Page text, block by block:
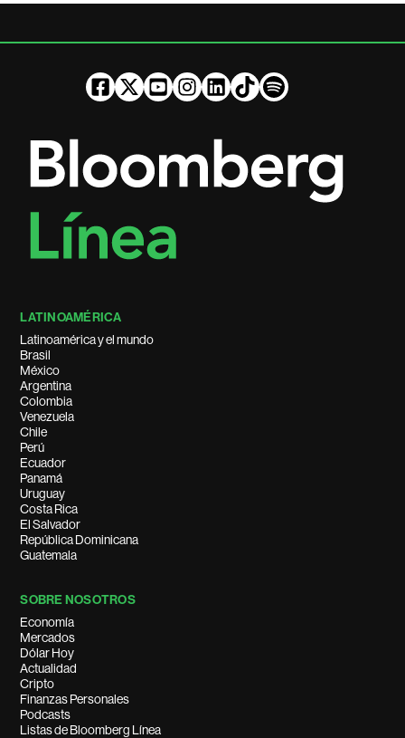
LATINOAMÉRICA
Latinoamérica y el mundo
Brasil
México
Argentina
Colombia
Venezuela
Chile
Perú
Ecuador
Panamá
Uruguay
Costa Rica
El Salvador
República Dominicana
Guatemala
SOBRE NOSOTROS
Economía
Mercados
Dólar Hoy
Actualidad
Cripto
Finanzas Personales
Podcasts
Listas de Bloomberg Línea